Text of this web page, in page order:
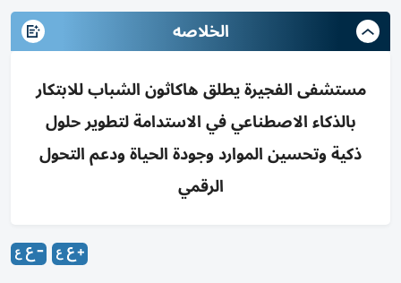
الخلاصه
مستشفى الفجيرة يطلق هاكاثون الشباب للابتكار
بالذكاء الاصطناعي في الاستدامة لتطوير حلول
ذكية وتحسين الموارد وجودة الحياة ودعم التحول
الرقمي